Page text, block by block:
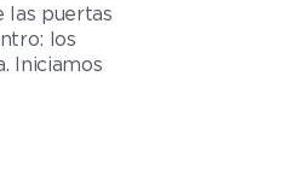
las puertas
los
Iniciamos